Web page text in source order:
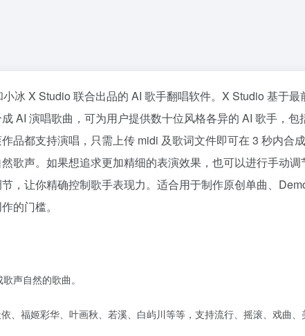
冰 X Studio 联合出品的 AI 歌手翻唱软件。X Studio 基于最
AI 演唱歌曲，可为用户提供数十位风格各异的 AI 歌手，
品都支持演唱，只需上传 midi 及歌词文件即可在 3 秒内合
歌声。如果想追求更加精细的表演效果，也可以进行手动调
，让你精确控制歌手表现力。适合用于制作原创单曲、
的门槛。
声自然的歌曲。
、福姬彩华、叶画秋、若溪、白屿川等等，支持流行、摇滚、戏曲